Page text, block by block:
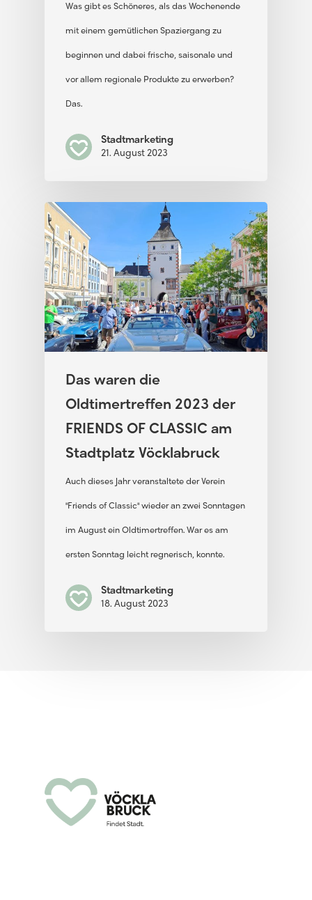
Was gibt es Schöneres, als das Wochenende
mit einem gemütlichen Spaziergang zu
beginnen und dabei frische, saisonale und
vor allem regionale Produkte zu erwerben?
Das…
Stadtmarketing
21. August 2023
Das waren die
Oldtimertreffen 2023 der
FRIENDS OF CLASSIC am
Stadtplatz Vöcklabruck
Auch dieses Jahr veranstaltete der Verein
"Friends of Classic" wieder an zwei Sonntagen
im August ein Oldtimertreffen. War es am
ersten Sonntag leicht regnerisch, konnte…
Stadtmarketing
18. August 2023